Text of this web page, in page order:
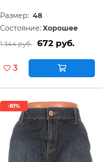
Размер: 48
Состояние: Хорошее
1 344 руб. 672 руб.
3
-81%